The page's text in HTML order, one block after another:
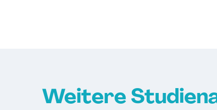
Weitere